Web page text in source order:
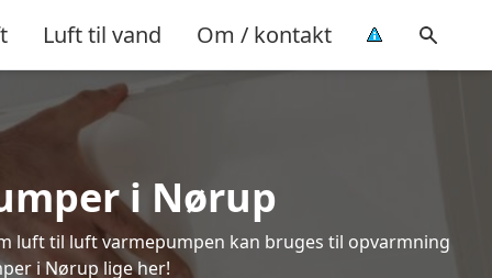
Luft til vand Om / kontakt
i Nørup
luft til luft varmepumpen kan bruges til opvarmning
i Nørup lige her!